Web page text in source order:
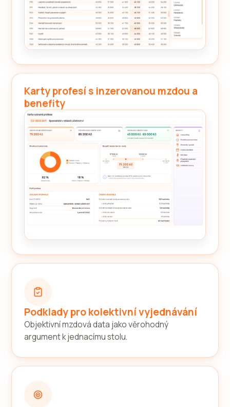
Karty profesí s inzerovanou mzdou a
benefity
Podklady pro kolektivní vyjednávání
Objektivní mzdová data jako věrohodný
argument k jednacímu stolu.